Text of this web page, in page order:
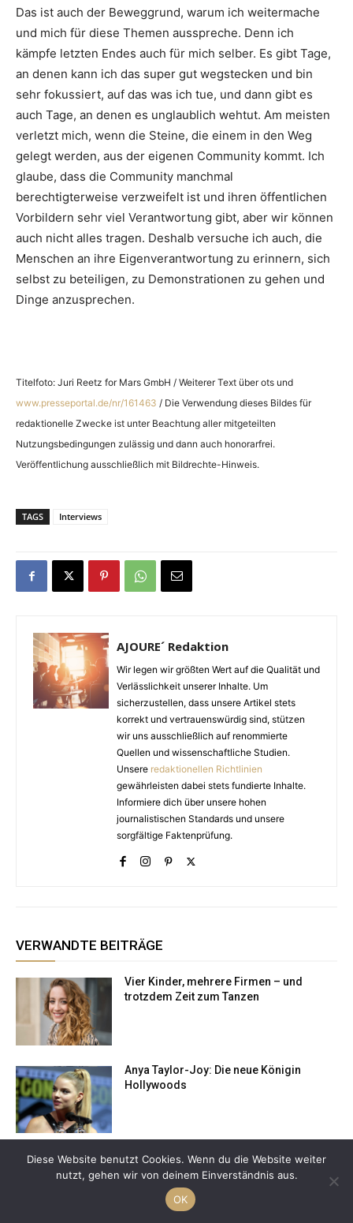
Das ist auch der Beweggrund, warum ich weitermache
und mich für diese Themen ausspreche. Denn ich
kämpfe letzten Endes auch für mich selber. Es gibt Tage,
an denen kann ich das super gut wegstecken und bin
sehr fokussiert, auf das was ich tue, und dann gibt es
auch Tage, an denen es unglaublich wehtut. Am meisten
verletzt mich, wenn die Steine, die einem in den Weg
gelegt werden, aus der eigenen Community kommt. Ich
glaube, dass die Community manchmal
berechtigterweise verzweifelt ist und ihren öffentlichen
Vorbildern sehr viel Verantwortung gibt, aber wir können
auch nicht alles tragen. Deshalb versuche ich auch, die
Menschen an ihre Eigenverantwortung zu erinnern, sich
selbst zu beteiligen, zu Demonstrationen zu gehen und
Dinge anzusprechen.
Titelfoto: Juri Reetz for Mars GmbH / Weiterer Text über ots und
www.presseportal.de/nr/161463 / Die Verwendung dieses Bildes für
redaktionelle Zwecke ist unter Beachtung aller mitgeteilten
Nutzungsbedingungen zulässig und dann auch honorarfrei.
Veröffentlichung ausschließlich mit Bildrechte-Hinweis.
TAGS Interviews
AJOURE´ Redaktion
Wir legen wir größten Wert auf die Qualität und
Verlässlichkeit unserer Inhalte. Um
sicherzustellen, dass unsere Artikel stets
korrekt und vertrauenswürdig sind, stützen
wir uns ausschließlich auf renommierte
Quellen und wissenschaftliche Studien.
Unsere redaktionellen Richtlinien
gewährleisten dabei stets fundierte Inhalte.
Informiere dich über unsere hohen
journalistischen Standards und unsere
sorgfältige Faktenprüfung.
VERWANDTE BEITRÄGE
Vier Kinder, mehrere Firmen – und
trotzdem Zeit zum Tanzen
Anya Taylor-Joy: Die neue Königin
Hollywoods
Medialabel: „Tiefere Verbindung erhöht
Glaubwürdigkeit der vermittelten
Botschaften“
Diese Website benutzt Cookies. Wenn du die Website weiter
nutzt, gehen wir von deinem Einverständnis aus.
OK